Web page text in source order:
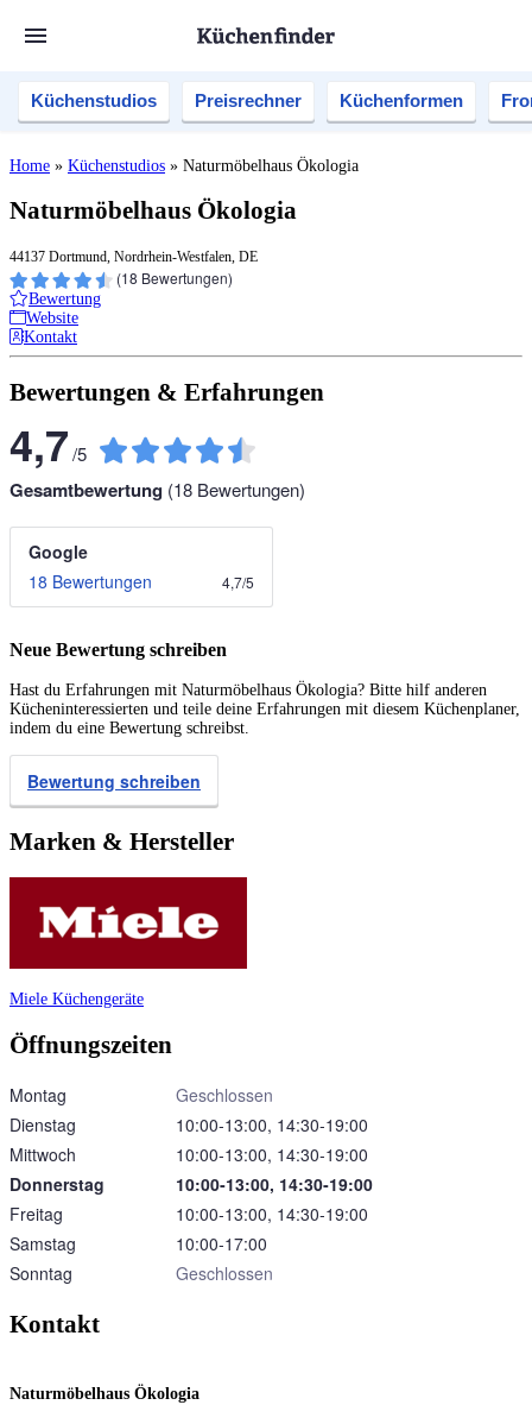
Küchenstudios Preisrechner Küchenformen
Home » Küchenstudios » Naturmöbelhaus Ökologia
Naturmöbelhaus Ökologia
44137 Dortmund, Nordrhein-Westfalen, DE
(18 Bewertungen)
Bewertung
Website
Kontakt
Bewertungen & Erfahrungen
4,7/5
Gesamtbewertung (18 Bewertungen)
Google
18 Bewertungen
4,7/5
Neue Bewertung schreiben
Hast du Erfahrungen mit Naturmöbelhaus Ökologia? Bitte hilf anderen
Kücheninteressierten und teile deine Erfahrungen mit diesem Küchenplaner,
indem du eine Bewertung schreibst.
Bewertung schreiben
Marken & Hersteller
Miele Küchengeräte
Öffnungszeiten
Montag
Geschlossen
Dienstag
10:00‑13:00, 14:30‑19:00
Mittwoch
10:00‑13:00, 14:30‑19:00
Donnerstag
10:00‑13:00, 14:30‑19:00
Freitag
10:00‑13:00, 14:30‑19:00
Samstag
10:00‑17:00
Sonntag
Geschlossen
Kontakt
Naturmöbelhaus Ökologia